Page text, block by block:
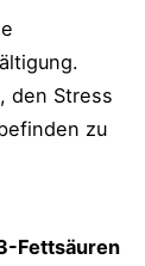
den Stress
zu
Fettsäuren